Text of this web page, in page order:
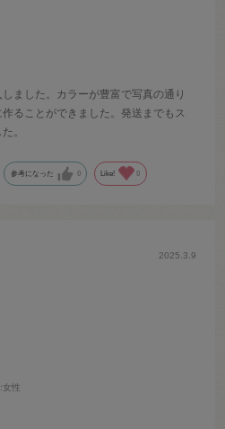
ました。カラーが豊富で写真の通り
ることができました。発送までもス
。
参考になった 0 Like! 0
女性
2025.3.9